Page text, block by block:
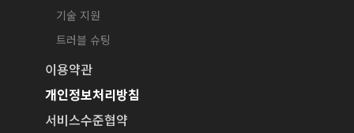
기술 지원
트러블 슈팅
이용약관
개인정보처리방침
서비스수준협약